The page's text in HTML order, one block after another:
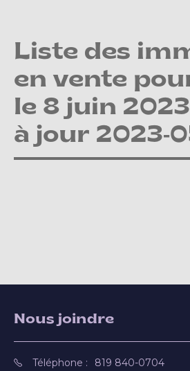
Liste des
en vente
le 8 juin
à jour 2023-
Nous joindre
Téléphone : 819 840-0704